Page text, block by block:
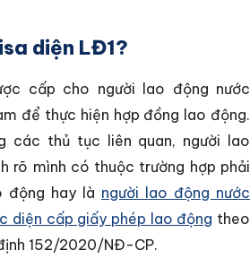
diện LĐ1?
cấp cho người lao động nước
để thực hiện hợp đồng lao động.
các thủ tục liên quan, người lao
rõ mình có thuộc trường hợp phải
động hay là người lao động nước
diện cấp giấy phép lao động theo
152/2020/NĐ-CP.